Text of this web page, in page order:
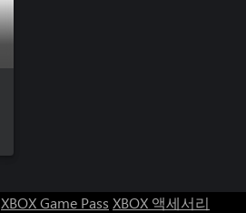
XBOX Game Pass XBOX 액세서리